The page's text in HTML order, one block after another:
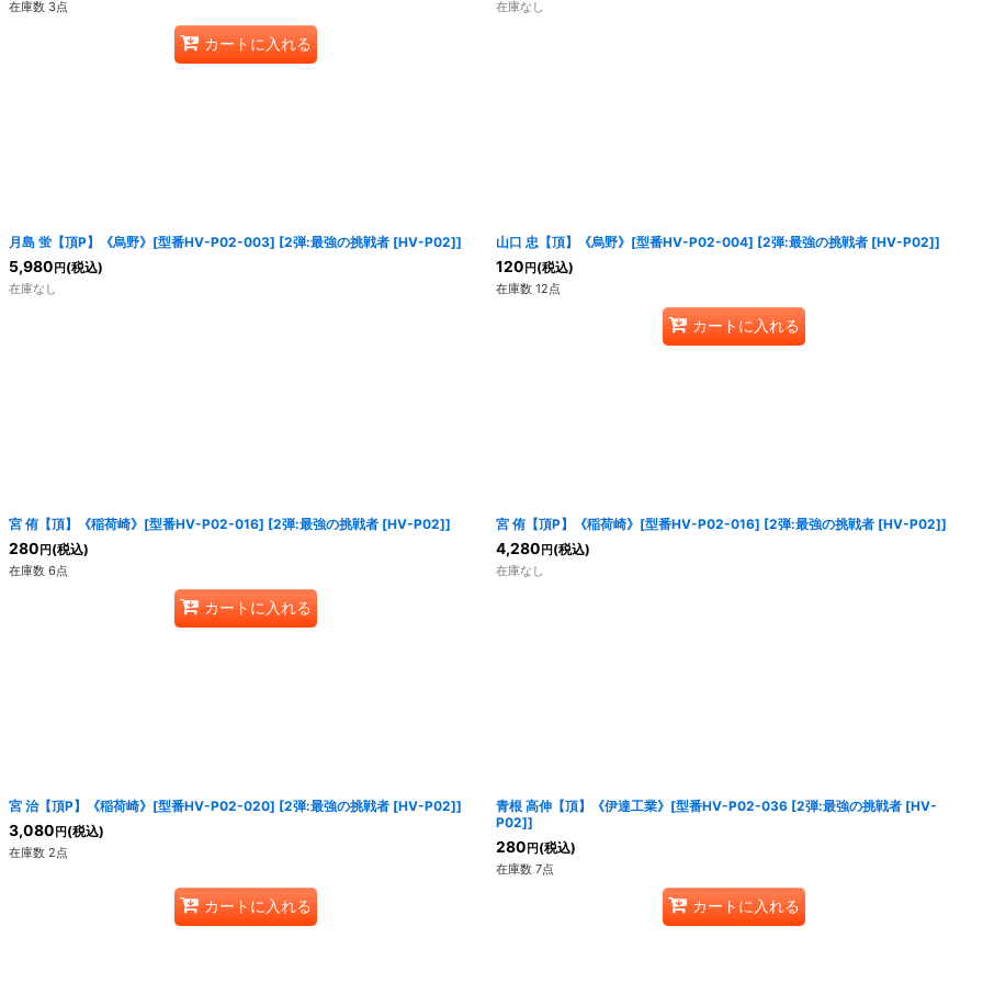
在庫数 3点
カートに入れる
在庫なし
月島 蛍【頂P】《烏野》[型番HV-P02-003] [2弾:最強の挑戦者 [HV-P02]]
5,980 円(税込)
在庫なし
山口 忠【頂】《烏野》[型番HV-P02-004] [2弾:最強の挑戦者 [HV-P02]]
120 円 (税込)
在庫数 12点
カートに入れる
宮 侑【頂】《稲荷崎》[型番HV-P02-016] [2弾:最強の挑戦者 [HV-P02]]
280 円(税込)
在庫数 6点
カートに入れる
宮 侑【頂P】《稲荷崎》[型番HV-P02-016] [2弾:最強の挑戦者 [HV-P02]]
4,280 円 (税込)
在庫なし
宮 治【頂P】《稲荷崎》[型番HV-P02-020] [2弾:最強の挑戦者 [HV-P02]]
3,080 円(税込)
在庫数 2点
カートに入れる
青根 高伸【頂】《伊達工業》[型番HV-P02-036 [2弾:最強の挑戦者 [HV-
P02]]
280 円 (税込)
在庫数 7点
カートに入れる